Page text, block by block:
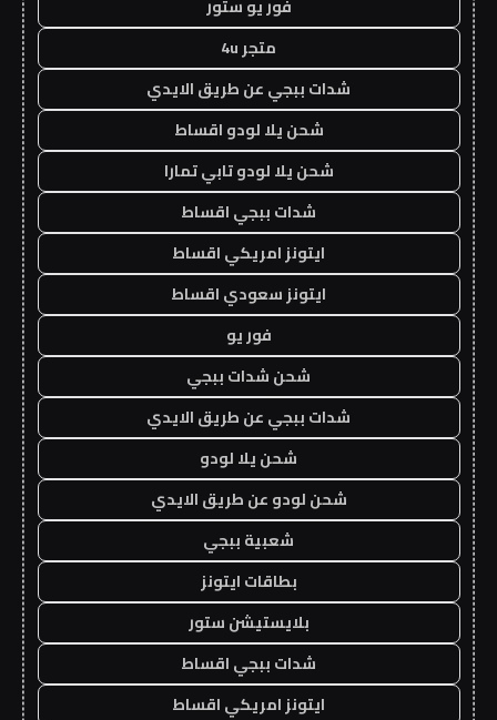
فور يو ستور
متجر 4u
شدات ببجي عن طريق الايدي
شحن يلا لودو اقساط
شحن يلا لودو تابي تمارا
شدات ببجي اقساط
ايتونز امريكي اقساط
ايتونز سعودي اقساط
فور يو
شحن شدات ببجي
شدات ببجي عن طريق الايدي
شحن يلا لودو
شحن لودو عن طريق الايدي
شعبية ببجي
بطاقات ايتونز
بلايستيشن ستور
شدات ببجي اقساط
ايتونز امريكي اقساط